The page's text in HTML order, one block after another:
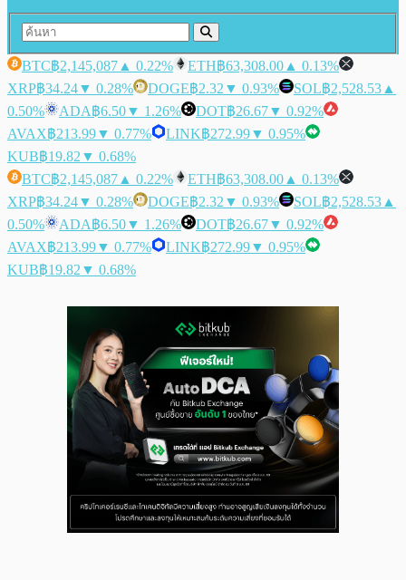
BTC฿2,145,087 ▲ 0.22% ETH฿63,308.00 ▲ 0.13%
XRP฿34.24▼ 0.28% DOGE฿2.32 ▼ 0.93% SOL฿2,528.53 ▲
0.50%
ADA฿6.50▼ 1.26% DOT฿26.67▼ 0.92%
AVAX฿213.99▼ 0.77% LINK฿272.99▼ 0.95%
KUB฿19.82 ▼ 0.68%
BTC฿2,145,087 ▲ 0.22% ETH฿63,308.00 ▲ 0.13%
XRP฿34.24▼ 0.28% DOGE฿2.32 ▼ 0.93% SOL฿2,528.53 ▲
0.50%
ADA฿6.50▼ 1.26% DOT฿26.67▼ 0.92%
AVAX฿213.99▼ 0.77% LINK฿272.99▼ 0.95%
KUB฿19.82 ▼ 0.68%